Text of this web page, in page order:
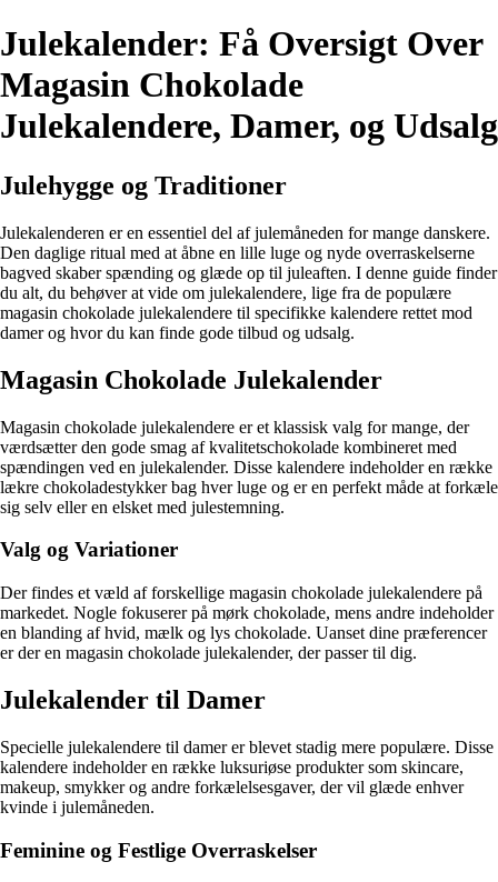
Julekalender: Få Oversigt Over
Magasin Chokolade
Julekalendere, Damer, og Udsalg
Julehygge og Traditioner
Julekalenderen er en essentiel del af julemåneden for mange danskere.
Den daglige ritual med at åbne en lille luge og nyde overraskelserne
bagved skaber spænding og glæde op til juleaften. I denne guide finder
du alt, du behøver at vide om julekalendere, lige fra de populære
magasin chokolade julekalendere til specifikke kalendere rettet mod
damer og hvor du kan finde gode tilbud og udsalg.
Magasin Chokolade Julekalender
Magasin chokolade julekalendere er et klassisk valg for mange, der
værdsætter den gode smag af kvalitetschokolade kombineret med
spændingen ved en julekalender. Disse kalendere indeholder en række
lækre chokoladestykker bag hver luge og er en perfekt måde at forkæle
sig selv eller en elsket med julestemning.
Valg og Variationer
Der findes et væld af forskellige magasin chokolade julekalendere på
markedet. Nogle fokuserer på mørk chokolade, mens andre indeholder
en blanding af hvid, mælk og lys chokolade. Uanset dine præferencer
er der en magasin chokolade julekalender, der passer til dig.
Julekalender til Damer
Specielle julekalendere til damer er blevet stadig mere populære. Disse
kalendere indeholder en række luksuriøse produkter som skincare,
makeup, smykker og andre forkælelsesgaver, der vil glæde enhver
kvinde i julemåneden.
Feminine og Festlige Overraskelser